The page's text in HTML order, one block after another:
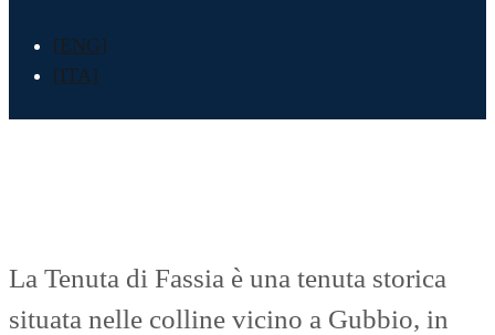
[ENG]
[ITA]
La Tenuta di Fassia è una tenuta storica
situata nelle colline vicino a Gubbio, in